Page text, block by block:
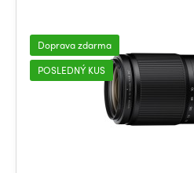
Doprava zdarma
POSLEDNÝ KUS